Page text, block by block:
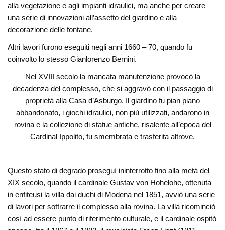
alla vegetazione e agli impianti idraulici, ma anche per creare
una serie di innovazioni all’assetto del giardino e alla
decorazione delle fontane.
Altri lavori furono eseguiti negli anni 1660 – 70, quando fu
coinvolto lo stesso Gianlorenzo Bernini.
Nel XVIII secolo la mancata manutenzione provocò la
decadenza del complesso, che si aggravò con il passaggio di
proprietà alla Casa d’Asburgo. Il giardino fu pian piano
abbandonato, i giochi idraulici, non più utilizzati, andarono in
rovina e la collezione di statue antiche, risalente all’epoca del
Cardinal Ippolito, fu smembrata e trasferita altrove.
Questo stato di degrado proseguì ininterrotto fino alla metà del
XIX secolo, quando il cardinale Gustav von Hohelohe, ottenuta
in enfiteusi la villa dai duchi di Modena nel 1851, avviò una serie
di lavori per sottrarre il complesso alla rovina. La villa ricominciò
così ad essere punto di riferimento culturale, e il cardinale ospitò